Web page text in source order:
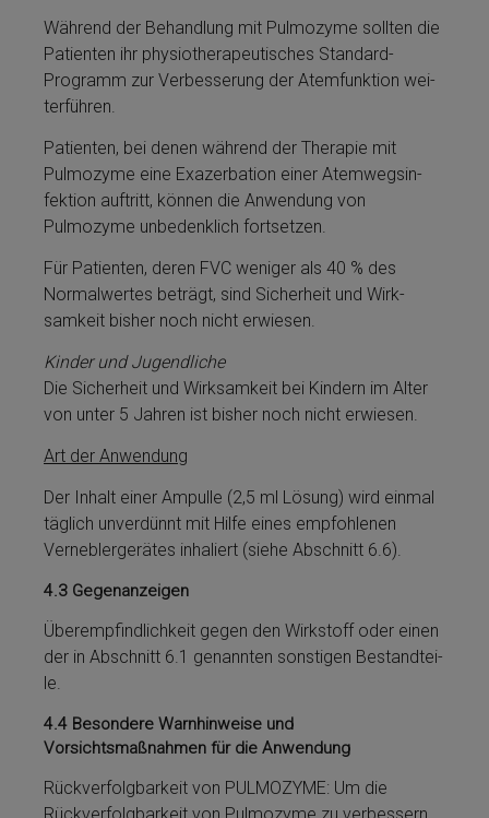
Während der Be­handlung mit Pulmozyme­ sollten die
Patienten ihr physiotherapeutisches Standard-
Programm zur Verbesserung der Atemfunktion wei­
ter­führen.
Patienten, bei denen während der Therapie mit
Pulmozyme­ eine Exazerbation ei­ner Atem­wegs­in­
fektion auftritt, kön­nen die Anwendung von
Pulmozyme­ unbedenklich fortsetzen.
Für Patienten, deren FVC weni­ger als 40 % des
Normalwertes beträgt, sind Sicherheit und Wirk­
samkeit bisher noch nicht erwiesen.
Kinder und Jugendliche
Die Sicherheit und Wirk­samkeit bei Kindern im Alter
von unter 5 Jahren ist bisher noch nicht erwiesen.
Art der Anwendung
Der Inhalt ei­ner Ampulle (2,5 ml Lö­sung) wird einmal
täglich unver­dünnt mit Hil­fe ei­nes empfohlenen
Verneblergerätes inhaliert (siehe Abschnitt 6.6).
4.3 Gegenanzeigen
Über­emp­find­lich­keit ge­gen den Wirkstoff oder einen
der in Abschnitt 6.1 genannten sonstigen Be­stand­tei­
le.
4.4 Besondere Warnhinweise und
Vorsichtsmaßnahmen für die Anwendung
Rückverfolgbarkeit von PULMOZYME: Um die